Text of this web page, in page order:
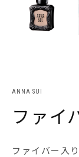
ANNA SUI
ファイ
ファイバー入